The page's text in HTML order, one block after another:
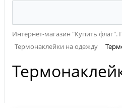
Интернет-магазин "Купить флаг".
Термонаклейки на одежду